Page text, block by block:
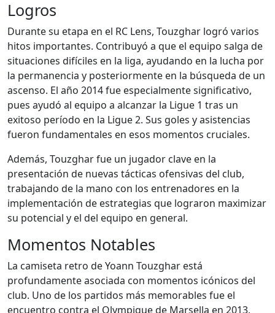
Logros
Durante su etapa en el RC Lens, Touzghar logró varios
hitos importantes. Contribuyó a que el equipo salga de
situaciones difíciles en la liga, ayudando en la lucha por
la permanencia y posteriormente en la búsqueda de un
ascenso. El año 2014 fue especialmente significativo,
pues ayudó al equipo a alcanzar la Ligue 1 tras un
exitoso período en la Ligue 2. Sus goles y asistencias
fueron fundamentales en esos momentos cruciales.
Además, Touzghar fue un jugador clave en la
presentación de nuevas tácticas ofensivas del club,
trabajando de la mano con los entrenadores en la
implementación de estrategias que lograron maximizar
su potencial y el del equipo en general.
Momentos Notables
La camiseta retro de Yoann Touzghar está
profundamente asociada con momentos icónicos del
club. Uno de los partidos más memorables fue el
encuentro contra el Olympique de Marsella en 2013,